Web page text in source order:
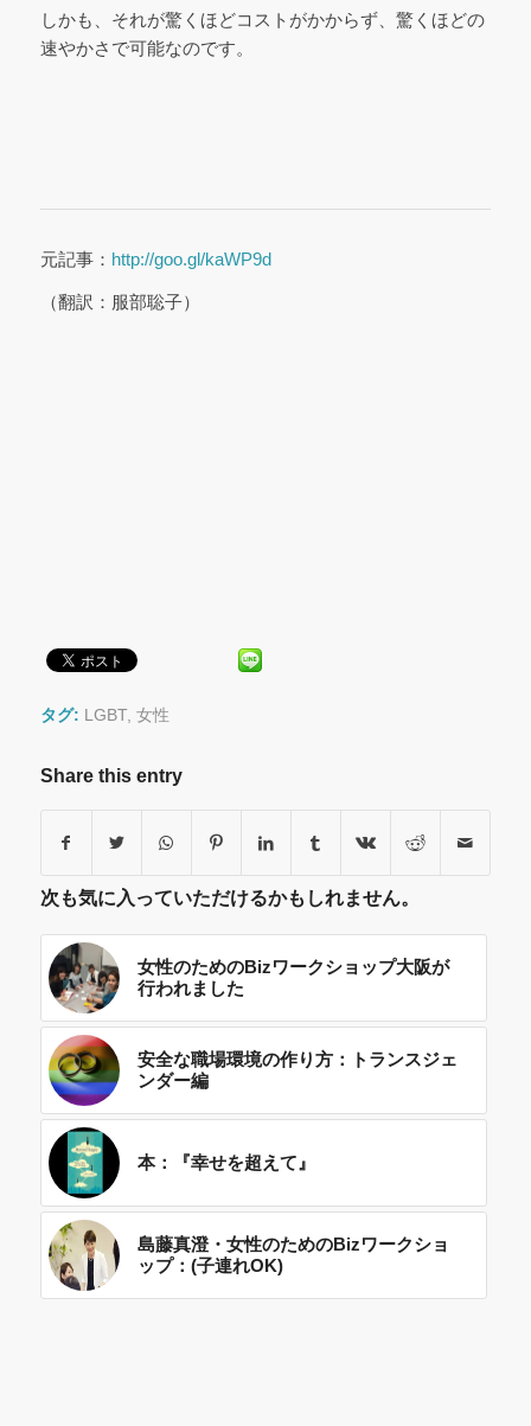
しかも、それが驚くほどコストがかからず、驚くほどの
速やかさで可能なのです。
元記事： http://goo.gl/kaWP9d
（翻訳：服部聡子）
タグ: LGBT, 女性
Share this entry
次も気に入っていただけるかもしれません。
女性のためのBizワークショップ大阪が
行われました
安全な職場環境の作り方：トランスジェ
ンダー編
本：『幸せを超えて』
島藤真澄・女性のためのBizワークショ
ップ：(子連れOK)